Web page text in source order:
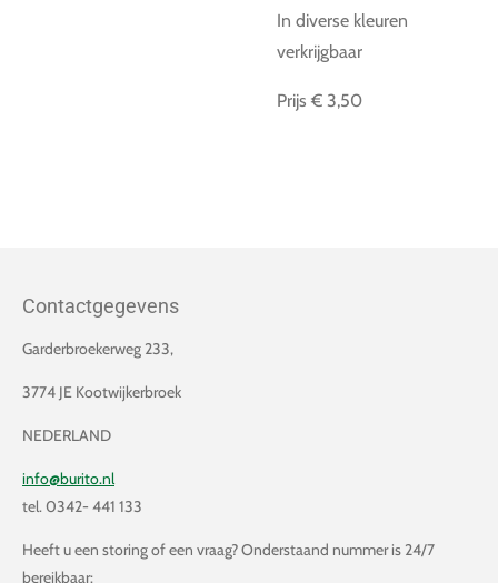
In diverse kleuren
verkrijgbaar
Prijs € 3,50
Contactgegevens
Garderbroekerweg 233,
3774 JE Kootwijkerbroek
NEDERLAND
info@burito.nl
tel. 0342- 441 133
Heeft u een storing of een vraag? Onderstaand nummer is 24/7
bereikbaar: